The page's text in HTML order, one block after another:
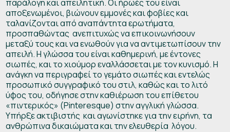
παράλογη και απειλητική. Οι ήρωές του είναι
αποξενωμένοι, βιώνουν εμμονές και φοβίες και
ταλανίζονται από αναπάντητα ερωτήματα,
προσπαθώντας ανεπιτυχώς να επικοινωνήσουν
μεταξύ τους και να ενωθούν για να αντιμετωπίσουν την
απειλή. Η γλώσσα του είναι καθημερινή, με έντονες
σιωπές, και το χιούμορ εναλλάσσεται με τον κυνισμό. Η
ανάγκη να περιγραφεί το γεμάτο σιωπές και εντελώς
προσωπικό συγγραφικό του στιλ, καθώς και το λιτό
ύφος του, οδήγησε στην καθιέρωση του επίθετου
«πιντερικός» (Pinteresque) στην αγγλική γλώσσα.
Υπήρξε ακτιβιστής και αγωνίστηκε για την ειρήνη, τα
ανθρώπινα δικαιώματα και την ελευθερία λόγου.